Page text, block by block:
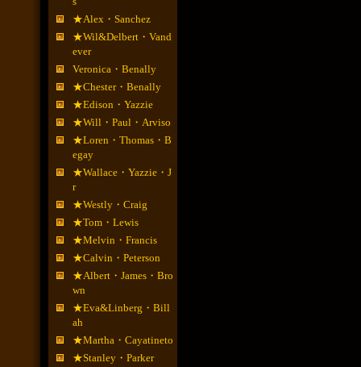
★Alex・Sanchez
★Wil&Delbert・Vand
ever
Veronica・Benally
★Chester・Benally
★Edison・Yazzie
★Will・Paul・Arviso
★Loren・Thomas・B
egay
★Wallace・Yazzie・J
r
★Westly・Craig
★Tom・Lewis
★Melvin・Francis
★Calvin・Peterson
★Albert・James・Bro
wn
★Eva&Linberg・Bill
ah
★Martha・Cayatineto
★Stanley・Parker